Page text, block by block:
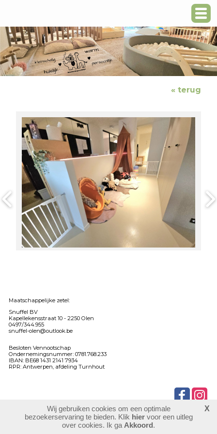
« terug
Maatschappelijke zetel:
Snuffel BV
Kapellekensstraat 10 - 2250 Olen
0497/344.955
snuffel-olen@outlook.be
Besloten Vennootschap
Ondernemingsnummer: 0781.768.233
IBAN: BE68 1431 2141 7934
RPR: Antwerpen, afdeling Turnhout
902645 bezoekers
login
Wij gebruiken cookies om een optimale
bezoekerservaring te bieden. Klik hiervoor een uitleg
over cookies. Ik ga Akkoord.
X